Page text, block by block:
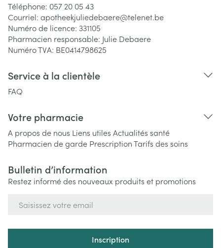
Téléphone: 057 20 05 43
Courriel: apotheekjuliedebaere@telenet.be
Numéro de licence: 331105
Pharmacien responsable: Julie Debaere
Numéro TVA: BE0414798625
Service à la clientèle
FAQ
Votre pharmacie
A propos de nous Liens utiles Actualités santé
Pharmacien de garde PrescriptionTarifs des soins
Bulletin d’information
Restez informé des nouveaux produits et promotions
Inscription